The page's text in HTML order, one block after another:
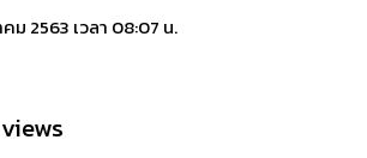
ม 2563 เวลา 08:07 น.